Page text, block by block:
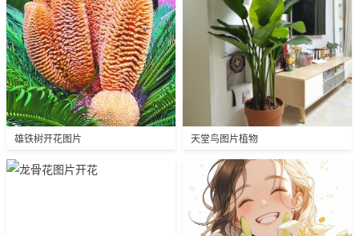
雄铁树开花图片 天堂鸟图片植物